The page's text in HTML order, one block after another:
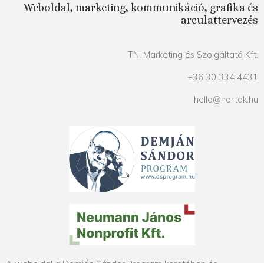
Weboldal, marketing, kommunikáció, grafika és
arculattervezés
TNI Marketing és Szolgáltató Kft.
+36 30 334 4431
hello@nortak.hu